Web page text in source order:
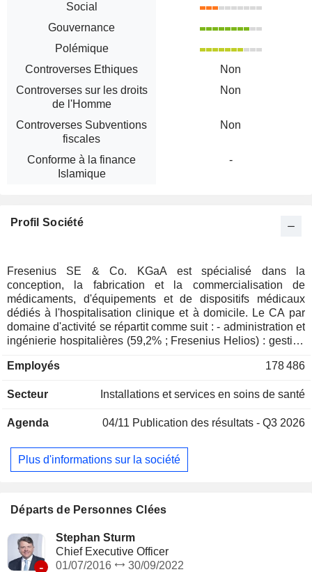
Social
Gouvernance
Polémique
Controverses Ethiques
Non
Controverses sur les droits
de l'Homme
Non
Controverses Subventions
fiscales
Non
Conforme à la finance
Islamique
-
Profil Société
Fresenius SE & Co. KGaA est spécialisé dans la
conception, la fabrication et la commercialisation de
médicaments, d'équipements et de dispositifs médicaux
dédiés à l'hospitalisation clinique et à domicile. Le CA par
domaine d'activité se répartit comme suit : - administration et
ingénierie hospitalières (59,2% ; Fresenius Helios) : gestion
gestion des hôpitaux, conception et réalisation des
; - perfusion et nutrition clinique (37,7% ; Fresenius Kabi) :
d'équipements de perfusion et de remplissage vasculaire,
injectables, prestations d'assistance médicale à domicile
dans les domaines de la perfusion, de la nutrition et de
Employés 178 486
Secteur Installations et services en soins de santé
Agenda 04/11 Publication des résultats - Q3 2026
Plus d'informations sur la société
Départs de Personnes Clées
-
Stephan Sturm
Chief Executive Officer
01/07/2016
30/09/2022